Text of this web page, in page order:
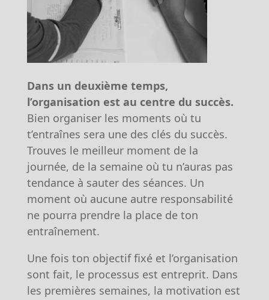
Dans un deuxième temps,
l’organisation est au centre du succès.
Bien organiser les moments où tu
t’entraînes sera une des clés du succès.
Trouves le meilleur moment de la
journée, de la semaine où tu n’auras pas
tendance à sauter des séances. Un
moment où aucune autre responsabilité
ne pourra prendre la place de ton
entraînement.
Une fois ton objectif fixé et l’organisation
sont fait, le processus est entreprit. Dans
les premières semaines, la motivation est